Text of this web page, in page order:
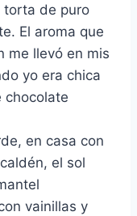
torta de puro
El aroma que
me llevó en mis
yo era chica
chocolate
en casa con
el sol
vainillas y